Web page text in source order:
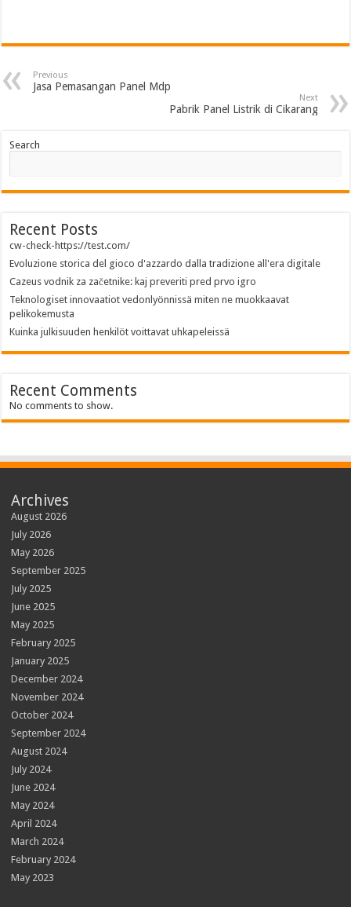
Previous
Jasa Pemasangan Panel Mdp
Next
Pabrik Panel Listrik di Cikarang
Search
Recent Posts
cw-check-https://test.com/
Evoluzione storica del gioco d'azzardo dalla tradizione all'era digitale
Cazeus vodnik za začetnike: kaj preveriti pred prvo igro
Teknologiset innovaatiot vedonlyönnissä miten ne muokkaavat
pelikokemusta
Kuinka julkisuuden henkilöt voittavat uhkapeleissä
Recent Comments
No comments to show.
Archives
August 2026
July 2026
May 2026
September 2025
July 2025
June 2025
May 2025
February 2025
January 2025
December 2024
November 2024
October 2024
September 2024
August 2024
July 2024
June 2024
May 2024
April 2024
March 2024
February 2024
May 2023